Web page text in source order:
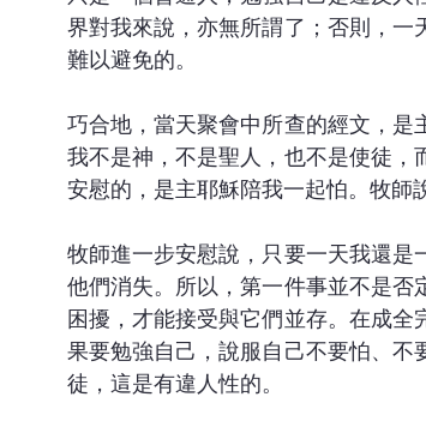
界對我來說，亦無所謂了；否則，一
難以避免的。
巧合地，當天聚會中所查的經文，是
我不是神，不是聖人，也不是使徒，
安慰的，是主耶穌陪我一起怕。牧師
牧師進一步安慰說，只要一天我還是
他們消失。所以，第一件事並不是否
困擾，才能接受與它們並存。在成
果要勉強自己，說服自己不要怕、不
徒，這是有違人性的。